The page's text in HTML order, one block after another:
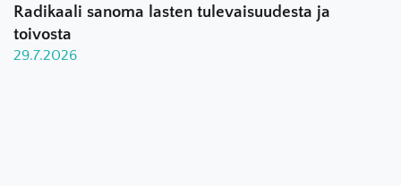
Radikaali sanoma lasten tulevaisuudesta ja
toivosta
29.7.2026